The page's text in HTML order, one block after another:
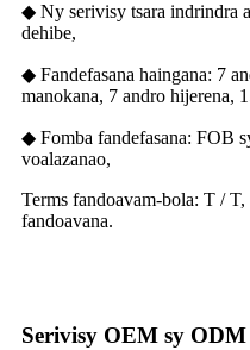
◆ Ny serivisy tsara indrindra
dehibe,
◆ Fandefasana haingana: 7
manokana, 7 andro hijerena,
◆ Fomba fandefasana: FOB
voalazanao,
Terms fandoavam-bola: T /
fandoavana.
Serivisy OEM sy ODM